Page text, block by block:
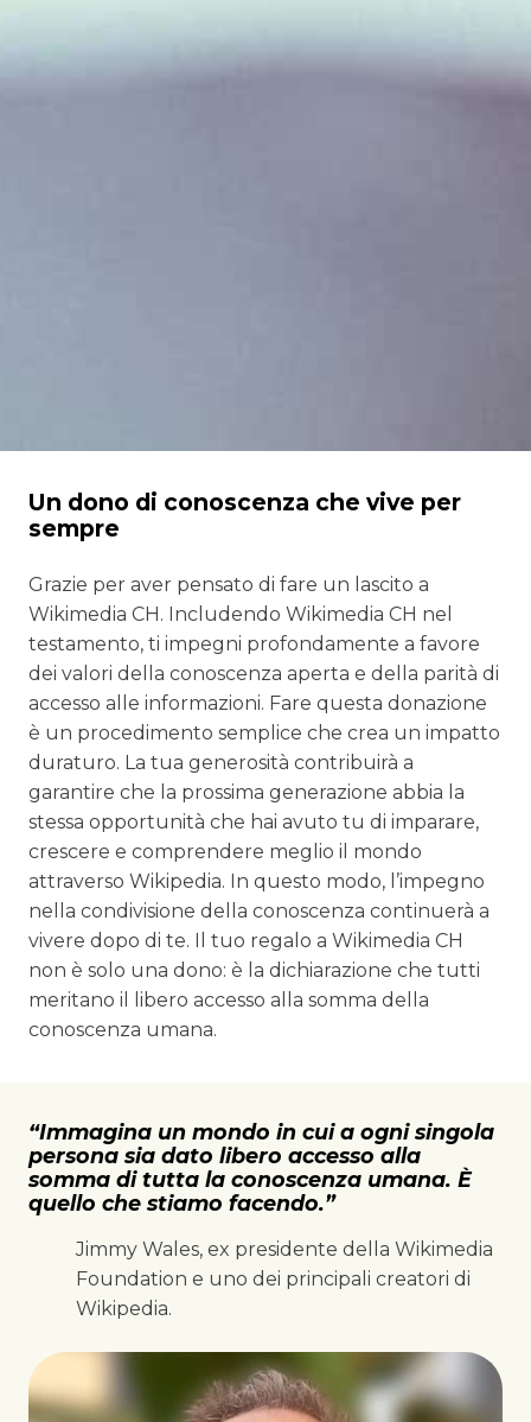
Un dono di conoscenza che vive per
sempre
Grazie per aver pensato di fare un lascito a
Wikimedia CH. Includendo Wikimedia CH nel
testamento, ti impegni profondamente a favore
dei valori della conoscenza aperta e della parità di
accesso alle informazioni. Fare questa donazione
è un procedimento semplice che crea un impatto
duraturo. La tua generosità contribuirà a
garantire che la prossima generazione abbia la
stessa opportunità che hai avuto tu di imparare,
crescere e comprendere meglio il mondo
attraverso Wikipedia. In questo modo, l’impegno
nella condivisione della conoscenza continuerà a
vivere dopo di te. Il tuo regalo a Wikimedia CH
non è solo una dono: è la dichiarazione che tutti
meritano il libero accesso alla somma della
conoscenza umana.
“Immagina un mondo in cui a ogni singola
persona sia dato libero accesso alla
somma di tutta la conoscenza umana. È
quello che stiamo facendo.”
Jimmy Wales, ex presidente della Wikimedia
Foundation e uno dei principali creatori di
Wikipedia.